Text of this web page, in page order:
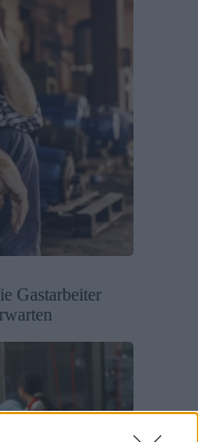
Gastarbeiter